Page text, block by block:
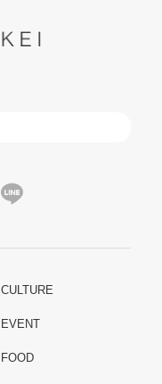
CULTURE
EVENT
FOOD